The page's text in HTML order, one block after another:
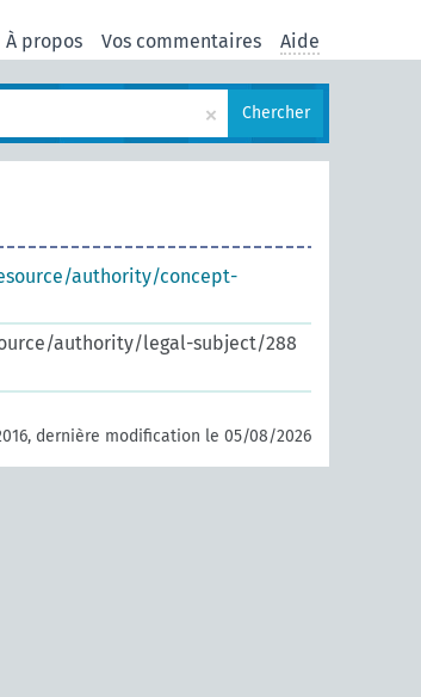
À propos Vos commentaires Aide
× Chercher
authority/concept-
authority/legal-subject/288
dernière modification le 05/08/2026